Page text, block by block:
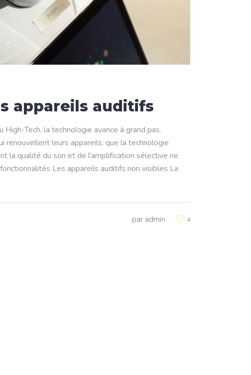
appareils auditifs
Tech, la technologie avance à grand pas.
renouvellent leurs appareils, que la technologie
la qualité du son et de l’amplification sélective ne
Les appareils auditifs non visibles La
paradmin 4